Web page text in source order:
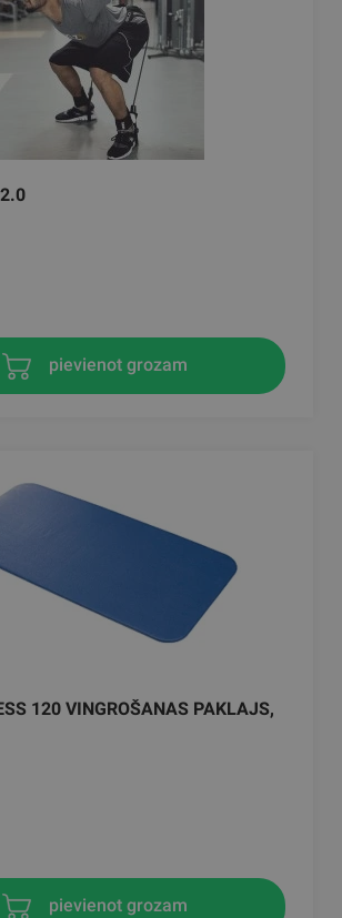
pievienot grozam
120 VINGROŠANAS PAKLAJS,
pievienot grozam